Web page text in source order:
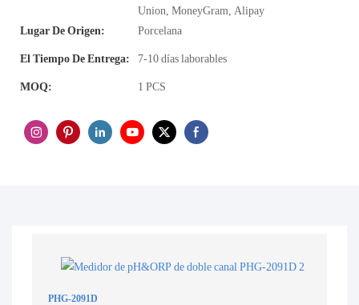
Union, MoneyGram, Alipay
Lugar De Origen:
Porcelana
El Tiempo De Entrega: 7-10 días laborables
MOQ: 1 PCS
PHG-2091D